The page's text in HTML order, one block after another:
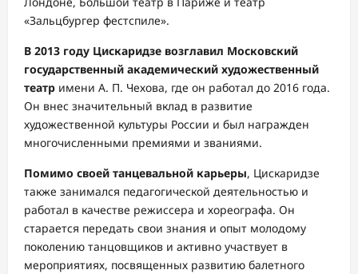
«Зальцбургер фестспиле».
В 2013 году Цискаридзе возглавил Московский
государственный академический художественный
театр имени А. П. Чехова, где он работал до 2016 года.
Он внес значительный вклад в развитие
художественной культуры России и был награжден
многочисленными премиями и званиями.
Помимо своей танцевальной карьеры, Цискаридзе
также занимался педагогической деятельностью и
работал в качестве режиссера и хореографа. Он
старается передать свои знания и опыт молодому
поколению танцовщиков и активно участвует в
мероприятиях, посвященных развитию балетного